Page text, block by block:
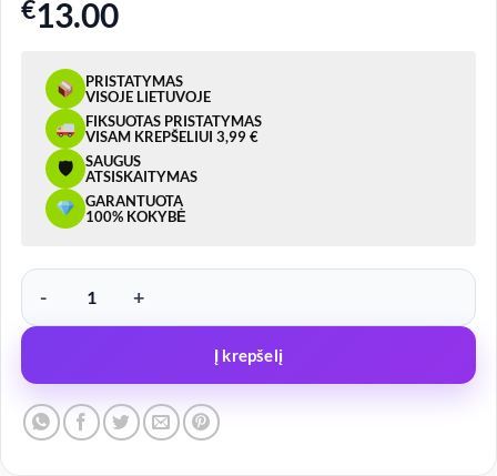
€13.00
PRISTATYMAS
VISOJE LIETUVOJE
FIKSUOTAS PRISTATYMAS
VISAM KREPŠELIUI 3,99 €
🛡
SAUGUS
ATSISKAITYMAS
GARANTUOTA
100% KOKYBĖ
produkto kiekis: LED žibintas, gabaritas – W49, 12/24V
Į krepšelį